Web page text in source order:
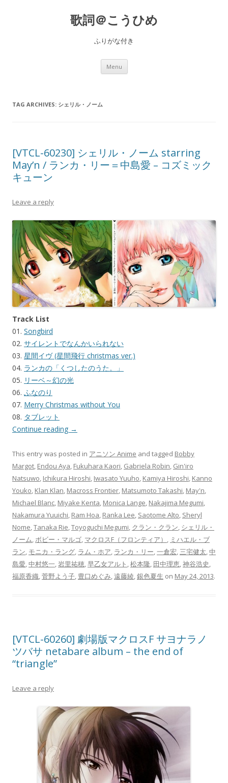
歌詞＠こうひめ
ふりがな付き
Menu Skip to content
TAG ARCHIVES: シェリル・ノーム
[VTCL-60230] シェリル・ノーム starring
May’n / ランカ・リー＝中島愛 – コズミック
キューン
Leave a reply
Track List
01. Songbird
02. サイレントでなんかいられない
03. 星間イヴ (星間飛行 christmas ver.)
04. ランカの「くつしたのうた。」
05. リーベ～幻の光
06. ふなのり
07. Merry Christmas without You
08. タブレット
Continue reading →
This entry was posted in アニソン Anime and tagged Bobby
Margot, Endou Aya, Fukuhara Kaori, Gabriela Robin, Gin'iro
Natsuwo, Ichikura Hiroshi, Iwasato Yuuho, Kamiya Hiroshi, Kanno
Youko, Klan Klan, Macross Frontier, Matsumoto Takashi, May'n,
Michael Blanc, Miyake Kenta, Monica Lange, Nakajima Megumi,
Nakamura Yuuichi, Ram Hoa, Ranka Lee, Saotome Alto, Sheryl
Nome,Tanaka Rie,Toyoguchi Megumi, クラン・クラン, シェリル・
ノーム,ボビー・マルゴ, マクロスF（フロンティア） , ミハエル・ブ
ラン, モニカ・ラング, ラム・ホア, ランカ・リー,一倉宏, 三宅健太,中
島愛,中村悠一,岩里祐穂,早乙女アルト ,松本隆, 田中理恵,神谷浩史,
福原香織,菅野よう子, 豊口めぐみ,遠藤綾,銀色夏生 on May 24, 2013.
[VTCL-60260] 劇場版マクロスF サヨナラノ
ツバサ netabare album – the end of
“triangle”
Leave a reply